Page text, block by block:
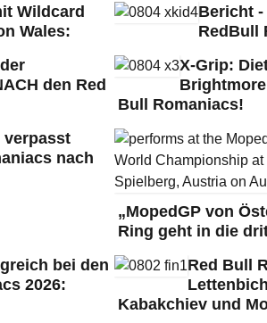
Wildcard
Wales:
Bericht
RedBull
den Red
X-Grip:
Bull Romaniacs!
verpasst
nach
„MopedGP von
Ring geht in die
bei den
2026:
Red Bull
Kabakchiev und